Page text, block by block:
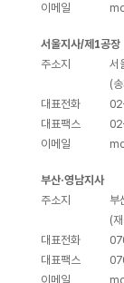
이메일
서울지사/제1공장
주소지
서
(
대표전화
대표팩스
이메일
부산·영남지사
주소지
부
(
대표전화
대표팩스
이메일